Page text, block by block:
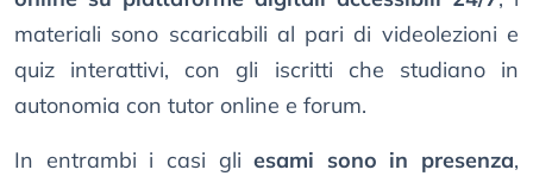
materiali sono scaricabili al pari di videolezioni e
quiz interattivi, con gli iscritti che studiano in
autonomia con tutor online e forum.
In entrambi i casi gliesami sono in presenza,